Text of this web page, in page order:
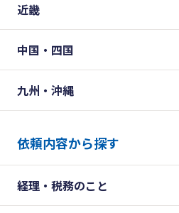
近畿
中国・四国
九州・沖縄
依頼内容から探す
経理・税務のこと